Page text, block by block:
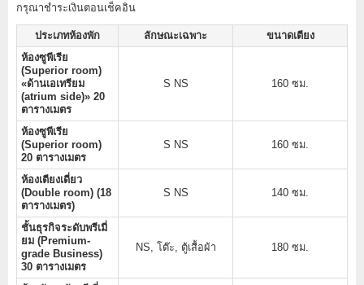
กรุณาชำระเงินตอนเช็คอิน
ประเภทห้องพัก ลักษณะเฉพาะ
ขนาดเตียง
ห้องซูพีเรีย
(Superior room)
«ด้านเอเทรียม
(atrium side)» 20
ตารางเมตร
S NS 160 ซม.
ห้องซูพีเรีย
(Superior room)
20 ตารางเมตร
S NS 160 ซม.
ห้องเตียงเดี่ยว
(Double room) (18
ตารางเมตร)
S NS 140 ซม.
ชั้นธุรกิจระดับพรีเมี่
ยม (Premium-
grade Business)
30 ตารางเมตร
NS, โต๊ะ, ตู้เสื้อผ้า 180 ซม.